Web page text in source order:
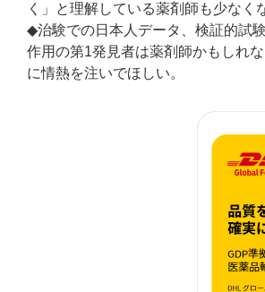
く」と理解している薬剤師も少なく
◆治験での日本人データ、検証的試
作用の第1発見者は薬剤師かもしれ
に情熱を注いでほしい。